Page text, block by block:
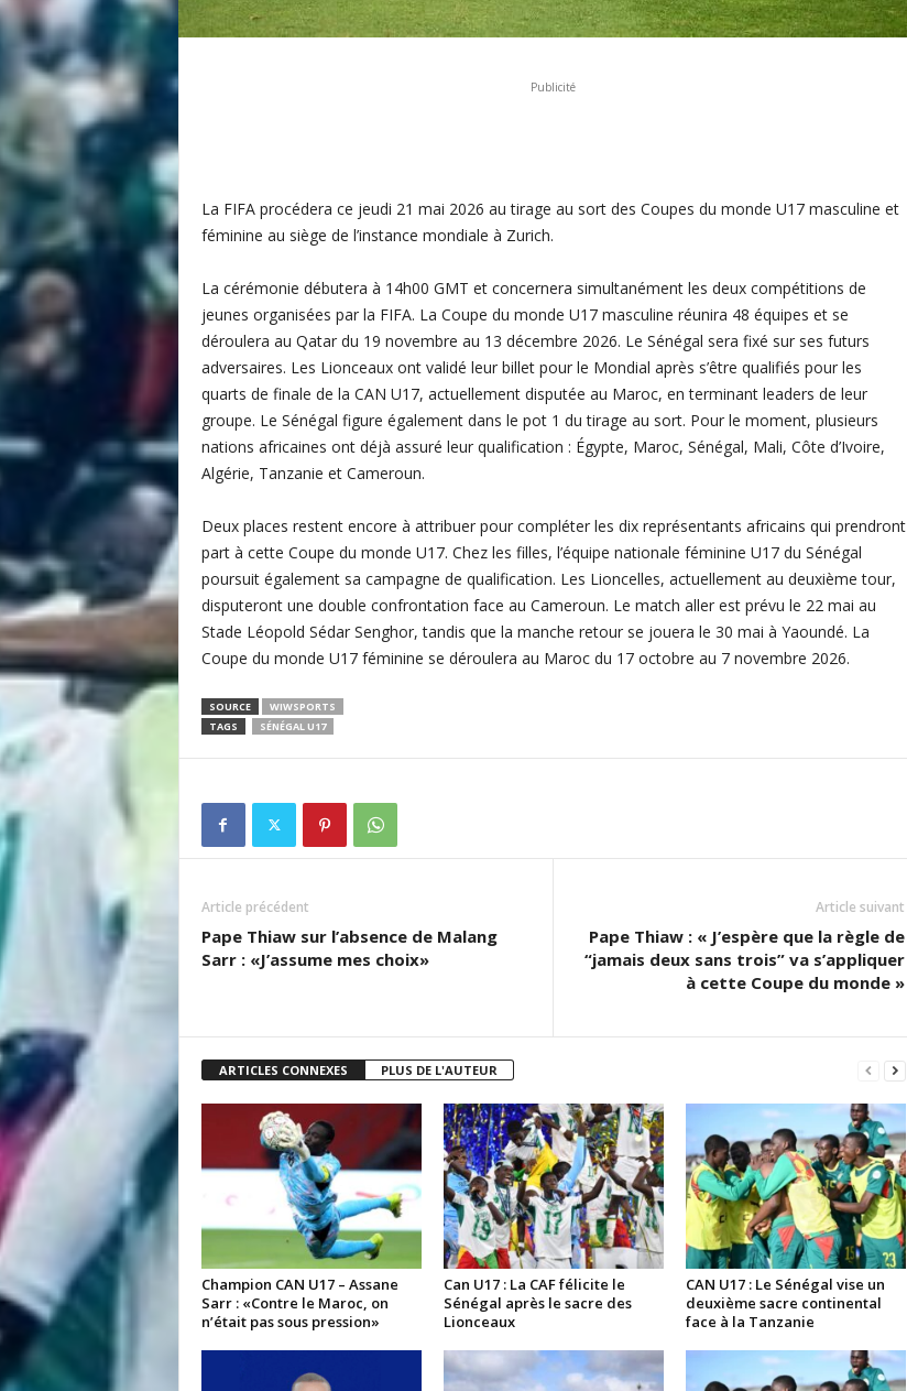
i
Publicité
La FIFA procédera ce jeudi 21 mai 2026 au tirage au sort des Coupes du monde U17 masculine et
féminine au siège de l’instance mondiale à Zurich.
La cérémonie débutera à 14h00 GMT et concernera simultanément les deux compétitions de
jeunes organisées par la FIFA. La Coupe du monde U17 masculine réunira 48 équipes et se
déroulera au Qatar du 19 novembre au 13 décembre 2026. Le Sénégal sera fixé sur ses futurs
adversaires. Les Lionceaux ont validé leur billet pour le Mondial après s’être qualifiés pour les
quarts de finale de la CAN U17, actuellement disputée au Maroc, en terminant leaders de leur
groupe. Le Sénégal figure également dans le pot 1 du tirage au sort. Pour le moment, plusieurs
nations africaines ont déjà assuré leur qualification : Égypte, Maroc, Sénégal, Mali, Côte d’Ivoire,
Algérie, Tanzanie et Cameroun.
Deux places restent encore à attribuer pour compléter les dix représentants africains qui prendront
part à cette Coupe du monde U17. Chez les filles, l’équipe nationale féminine U17 du Sénégal
poursuit également sa campagne de qualification. Les Lioncelles, actuellement au deuxième tour,
disputeront une double confrontation face au Cameroun. Le match aller est prévu le 22 mai au
Stade Léopold Sédar Senghor, tandis que la manche retour se jouera le 30 mai à Yaoundé. La
Coupe du monde U17 féminine se déroulera au Maroc du 17 octobre au 7 novembre 2026.
SOURCE
WIWSPORTS
TAGS
SÉNÉGAL U17
Article précédent
Pape Thiaw sur l’absence de Malang
Sarr : «J’assume mes choix»
Article suivant
Pape Thiaw : « J’espère que la règle de
“jamais deux sans trois” va s’appliquer
à cette Coupe du monde »
ARTICLES CONNEXES PLUS DE L'AUTEUR
Champion CAN U17 – Assane
Sarr : «Contre le Maroc, on
n’était pas sous pression»
Can U17 : La CAF félicite le
Sénégal après le sacre des
Lionceaux
CAN U17 : Le Sénégal vise un
deuxième sacre continental
face à la Tanzanie